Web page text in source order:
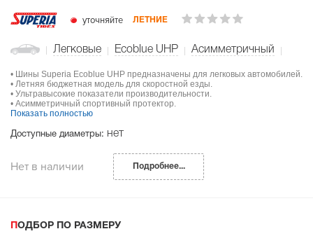
уточняйте ЛЕТНИЕ
Легковые Ecoblue UHP Асимметричный
• Шины Superia Ecoblue UHP предназначены для легковых автомобилей.
• Летняя бюджетная модель для скоростной езды.
• Ультравысокие показатели производительности.
• Асимметричный спортивный протектор.
Показать полностью
Доступные диаметры: нет
Нет в наличии Подробнее...
ПОДБОР ПО РАЗМЕРУ